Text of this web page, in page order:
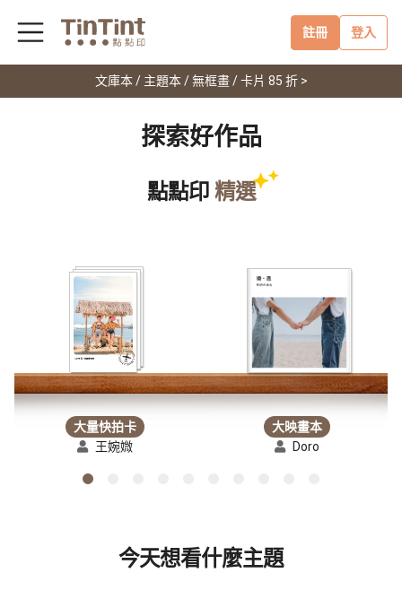
註冊 登入
文庫本 / 主題本 / 無框畫 / 卡片 85 折 >
探索好作品
點點印 精選
大量快拍卡
王婉媺
大映畫本
Doro
今天想看什麼主題